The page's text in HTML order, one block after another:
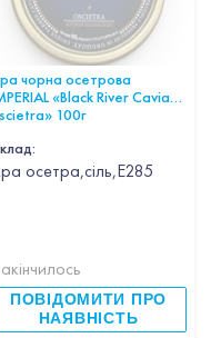
чорна осетрова
«Black River Caviar
100г
осетра,сіль,Е285
ПОВІДОМИТИ ПРО
НАЯВНІСТЬ